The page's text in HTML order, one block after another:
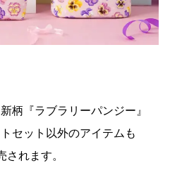
柄『ラブラリーパンジー』
セット以外のアイテムも
れます。